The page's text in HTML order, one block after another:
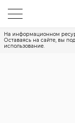
На информационном
Оставаясь на сайте, вы
использование.